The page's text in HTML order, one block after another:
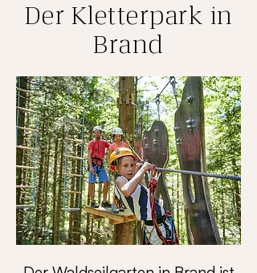
Der Kletterpark in
Brand